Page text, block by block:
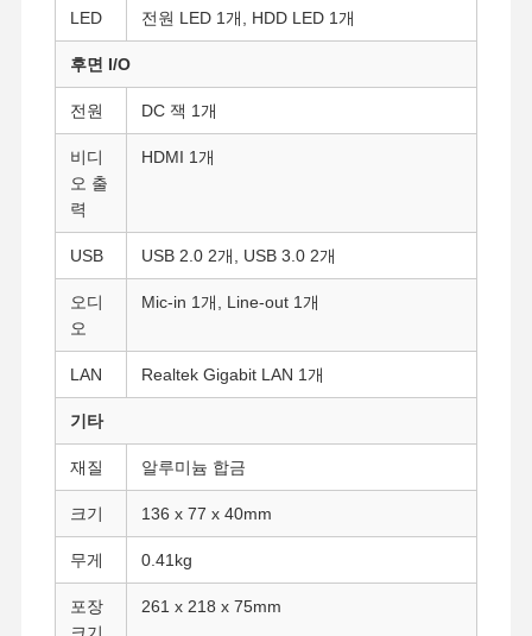
제품 소개 회사 소개
품질 관리
방화벽 미니 PC
산업적 미니 pc
POE 미니 PC
NAS 미니 PC
셀레론 미니 PC
코어 미니 PC
오피스 미니 PC
LED 전원 LED 1개, HDD LED 1개
후면 I/O
전원 DC 잭 1개
비디
오 출
력
HDMI 1개
USB USB 2.0 2개, USB 3.0 2개
오디
오
Mic-in 1개, Line-out 1개
LAN Realtek Gigabit LAN 1개
기타
재질 알루미늄 합금
크기 136 x 77 x 40mm
무게 0.41kg
포장
크기
261 x 218 x 75mm